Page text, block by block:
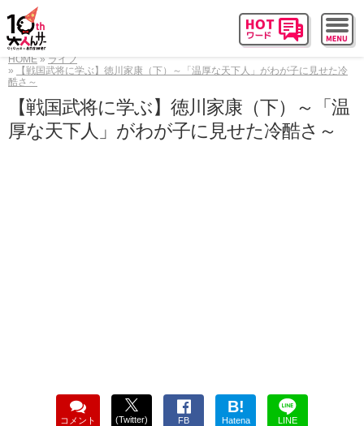
HOME
ライフ
【戦国武将に学ぶ】徳川家康（下）～「温厚な天下人」がわが子に見せた冷
酷さ～
【戦国武将に学ぶ】徳川家康（下）～「温
厚な天下人」がわが子に見せた冷酷さ～
コメント (Twitter) FB
B!
Hatena LINE